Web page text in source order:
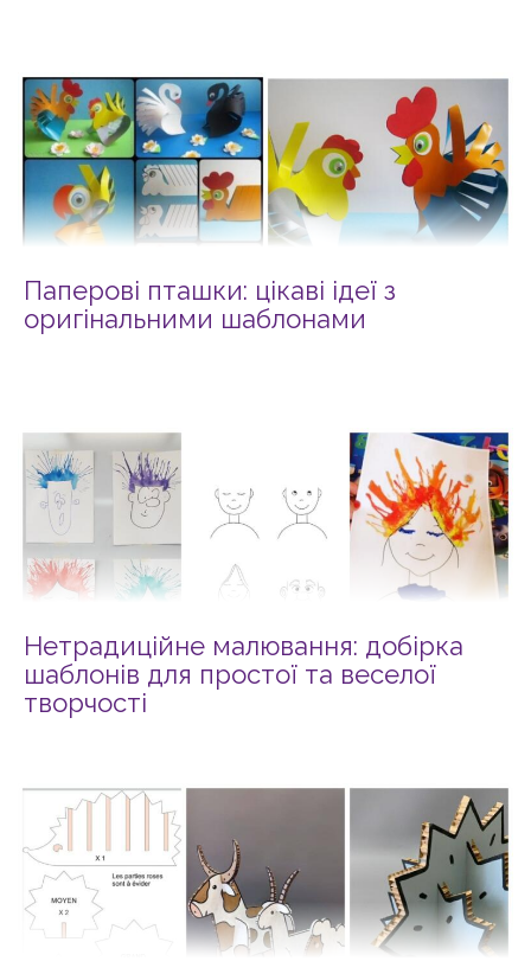
Паперові пташки: цікаві ідеї з
оригінальними шаблонами
Нетрадиційне малювання: добірка
шаблонів для простої та веселої
творчості